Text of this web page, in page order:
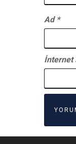
Ad *
İnternet